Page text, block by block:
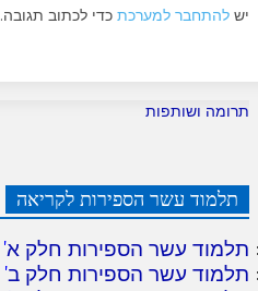
יש להתחבר למערכת כדי לכתוב תגובה.
תרומה ושותפות
תלמוד עשר הספירות לקריאה
תלמוד עשר הספירות חלק א'
תלמוד עשר הספירות חלק ב'